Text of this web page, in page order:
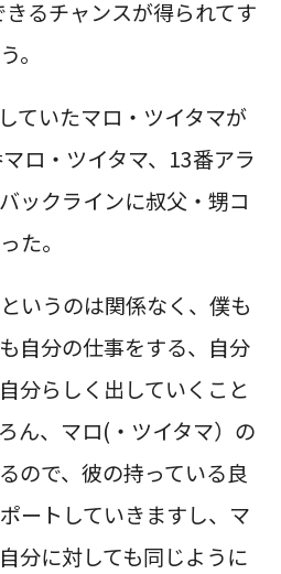
るチャンスが得られてす
。
ていたマロ・ツイタマが
ロ・ツイタマ、13番アラ
ックラインに叔父・甥コ
た。
いうのは関係なく、僕も
自分の仕事をする、自分
分らしく出していくこと
ん、マロ(・ツイタマ）の
ので、彼の持っている良
ートしていきますし、マ
分に対しても同じように